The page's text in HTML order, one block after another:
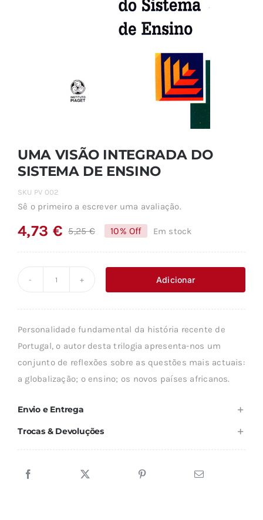
UMA VISÃO INTEGRADA DO
SISTEMA DE ENSINO
SKU PV 002
Sê o primeiro a escrever uma avaliação.
5,25€O
era:
4,73 €
O
é:
10% Off Em stock
SISTEMA
Adicionar
Personalidade fundamental da história recente de
Portugal, o autor desta trilogia apresenta-nos um
conjunto de reflexões sobre as questões mais actuais:
a globalização; o ensino; os novos países africanos.
Envio e Entrega
Trocas & Devoluções